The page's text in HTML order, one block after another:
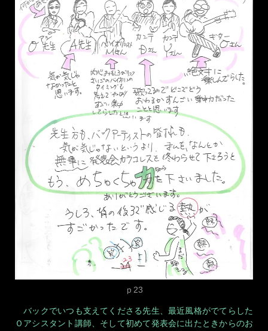
もう、このあたり、必死すぎて＞＜； 椅子まで、大した距離
じゃないんです。でも、曲の長さのどこでどう動く？座る？タ
イミングは？って考えると、すごく遠く感じるんですね。。。
ｗ
UPDATED:2019年10月25日
CATEGORIES: 日常あれこれ,表現, 踊る（フラメンコ他）
flamenco漫画 大失敗アバニコ
暴投 P23
2019年10月29日 LEAVE A COMMENT
現代表現家 Artista YUIです♪ 絵が雑になってしまっ
て、、、ごめんなさい。月末と思って許してくださーい＞＜；